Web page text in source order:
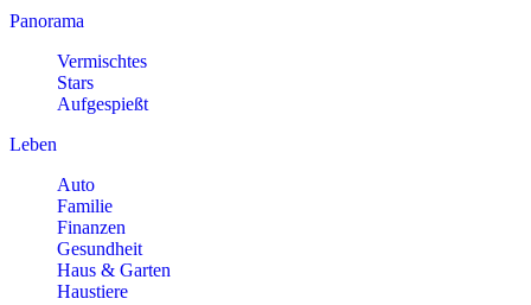
Panorama
Vermischtes
Stars
Aufgespießt
Leben
Auto
Familie
Finanzen
Gesundheit
Haus & Garten
Haustiere